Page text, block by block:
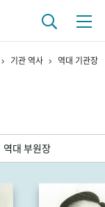
구자들
기관 역사 역대 기관장
역대 부원장